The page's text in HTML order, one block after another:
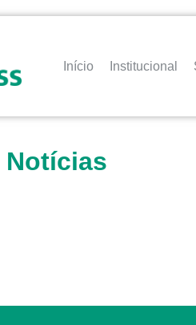
Início Institucional
Notícias